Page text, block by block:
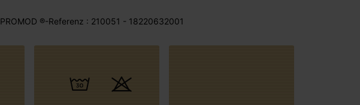
PROMOD ®-Referenz : 210051 - 18220632001